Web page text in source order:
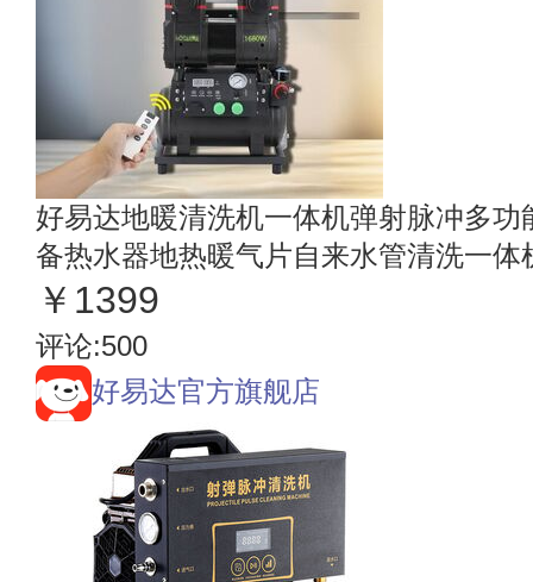
好易达地暖清洗机一体机弹射脉冲多
备热水器地热暖气片自来水管清洗一
泵一体机（1680W）
￥1399
评论:500
好易达官方旗舰店